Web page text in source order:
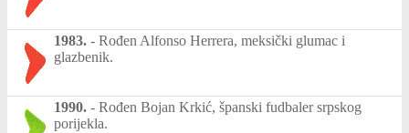
1983. - Rođen Alfonso Herrera, meksički glumac i
glazbenik.
1990. - Rođen Bojan Krkić, španski fudbaler srpskog
porijekla.